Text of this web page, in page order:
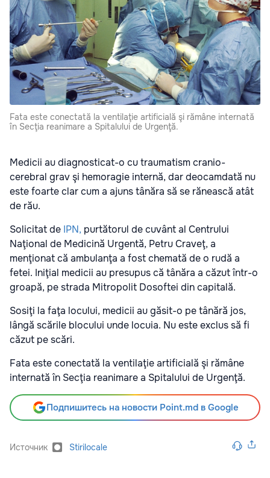
Fata este conectată la ventilaţie artificială şi rămâne internată
în Secţia reanimare a Spitalului de Urgenţă.
Medicii au diagnosticat-o cu traumatism cranio-
cerebral grav şi hemoragie internă, dar deocamdată nu
este foarte clar cum a ajuns tânăra să se rănească atât
de rău.
Solicitat de IPN, purtătorul de cuvânt al Centrului
Naţional de Medicină Urgentă, Petru Craveţ, a
menţionat că ambulanţa a fost chemată de o rudă a
fetei. Iniţial medicii au presupus că tânăra a căzut într-o
groapă, pe strada Mitropolit Dosoftei din capitală.
Sosiţi la faţa locului, medicii au găsit-o pe tânără jos,
lângă scările blocului unde locuia. Nu este exclus să fi
căzut pe scări.
Fata este conectată la ventilaţie artificială şi rămâne
internată în Secţia reanimare a Spitalului de Urgenţă.
Подпишитесь на новости Point.md в Google
Источник Stirilocale